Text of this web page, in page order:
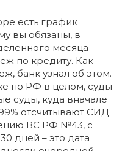
есть график
вы обязаны, в
месяца
по кредиту. Как
банк узнал об этом.
по РФ в целом, суды
суды, куда вначале
отсчитывают СИД
ВС РФ №43, с
дней – это дата